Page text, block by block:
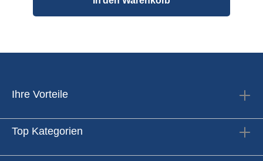
Ihre Vorteile
Top Kategorien